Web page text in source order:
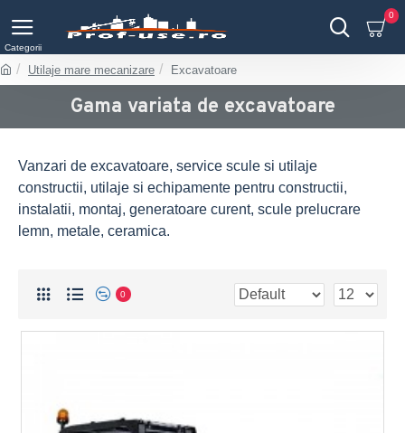
0
Utilaje mare mecanizare Excavatoare
Gama variata de excavatoare
Vanzari de excavatoare, service scule si utilaje
constructii, utilaje si echipamente pentru constructii,
instalatii, montaj, generatoare curent, scule prelucrare
lemn, metale, ceramica.
0